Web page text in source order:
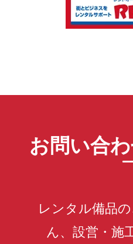
お問い合
レンタル備品
ん、設営・施